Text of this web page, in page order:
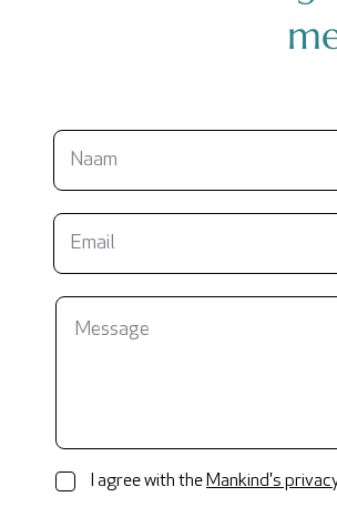
I agree with the Mankind's